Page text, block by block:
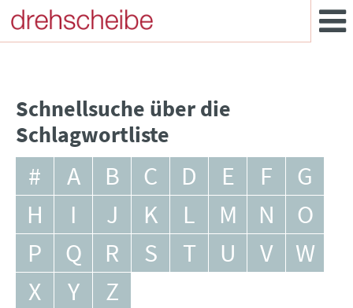
Schnellsuche über die
Schlagwortliste
# A B C D E F
G
H
I J K L M N
O
P
Q R S T U V
W
X
Y Z